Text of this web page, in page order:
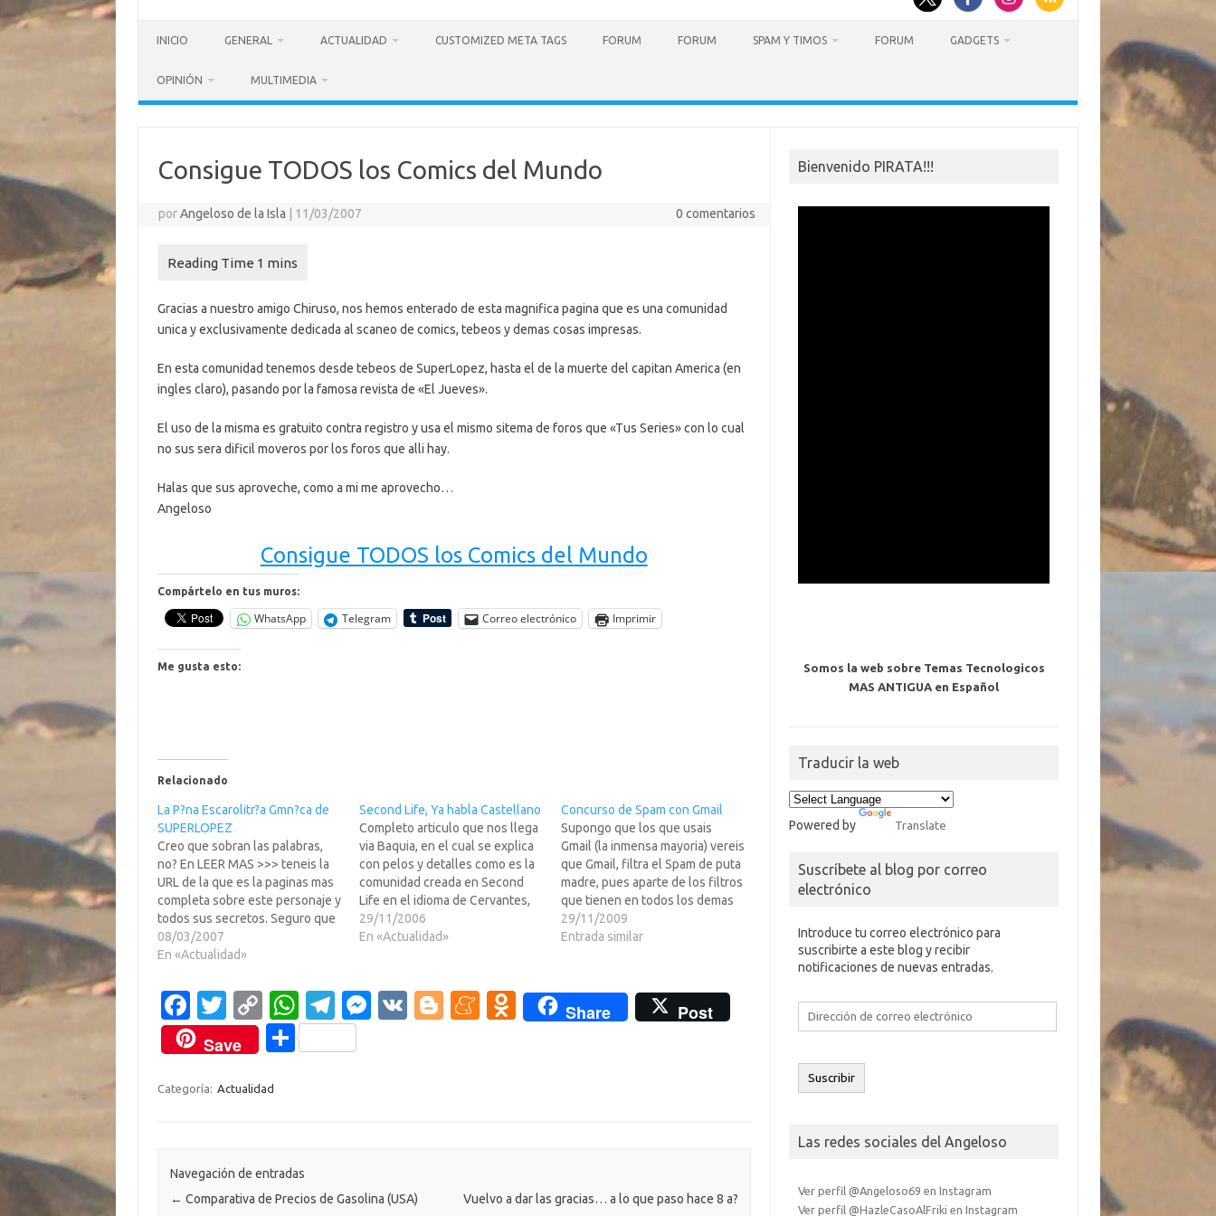
INICIO GENERAL ACTUALIDAD CUSTOMIZED META TAGS FORUM FORUM SPAM Y TIMOS FORUM GADGETS
OPINIÓN MULTIMEDIA
Consigue TODOS los Comics del Mundo
porAngeloso de la Isla 11/03/2007 0 comentarios
Gracias a nuestro amigo Chiruso, nos hemos enterado de esta magnifica pagina que es una comunidad
unica y exclusivamente dedicada al scaneo de comics, tebeos y demas cosas impresas.
En esta comunidad tenemos desde tebeos de SuperLopez, hasta el de la muerte del capitan America (en
ingles claro), pasando por la famosa revista de «El Jueves».
El uso de la misma es gratuito contra registro y usa el mismo sitema de foros que «Tus Series» con lo cual
no sus sera dificil moveros por los foros que alli hay.
Halas que sus aproveche, como a mi me aprovecho…
Angeloso
Consigue TODOS los Comics del Mundo
Compártelo en tus muros:
WhatsApp Telegram Correo electrónico Imprimir
Me gusta esto:
Relacionado
La P?na Escarolitr?a Gmn?ca de
SUPERLOPEZ
Creo que sobran las palabras,
no? En LEER MAS >>> teneis la
URL de la que es la paginas mas
completa sobre este personaje y
todos sus secretos. Seguro que
muchos ni sus habeis dado
cuenta, pero JAN el autor y
ponia una serie…
08/03/2007
En «Actualidad»
Second Life, Ya habla Castellano
Completo articulo que nos llega
via Baquia, en el cual se explica
con pelos y detalles como es la
comunidad creada en Second
Life en el idioma de Cervantes,
asi como el sistema para entrar
en ella sin agar un duro... corre
29/11/2006
En «Actualidad»
Concurso de Spam con Gmail
Supongo que los que usais
Gmail (la inmensa mayoria) vereis
que Gmail, filtra el Spam de puta
madre, pues aparte de los filtros
que tienen en todos los demas
sitios de email gratuito, usan el
sistema de comunidad, en el
Gmail,…
29/11/2009
Entrada similar
Fa
c
e
b
k
T
w
it
te
C
o
p
y
k
W
h
at
p
T
el
e
M
V
Bl
M O
ik
Share
Post
Save
C
ti
Categoría: Actualidad
Navegación de entradas
← Comparativa de Precios de Gasolina (USA)
Vuelvo a dar las gracias… a lo que paso hace 8 a?
Bienvenido PIRATA!!!
Somos la web sobre Temas Tecnologicos
MAS ANTIGUA en Español
Traducir la web
Powered by Translate
Suscríbete al blog por correo
electrónico
Introduce tu correo electrónico para
suscribirte a este blog y recibir
notificaciones de nuevas entradas.
Dirección
electrónico
Suscribir
Las redes sociales del Angeloso
Ver perfil @Angeloso69 en Instagram
Ver perfil @HazleCasoAlFriki en Instagram